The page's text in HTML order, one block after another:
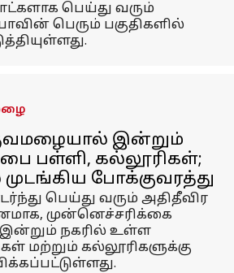
பெய்து வரும்
பெரும் பகுதிகளில்
இன்றும்
பள்ளி, கல்லூரிகள்;
முடங்கிய போக்குவரத்து
பெய்து வரும் அதிதீவிர
முன்னெச்சரிக்கை
நகரில் உள்ள
மற்றும் கல்லூரிகளுக்கு